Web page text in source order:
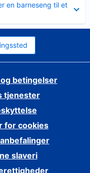
en barneseng til et
betingelser
tjenester
for cookies
slaveri